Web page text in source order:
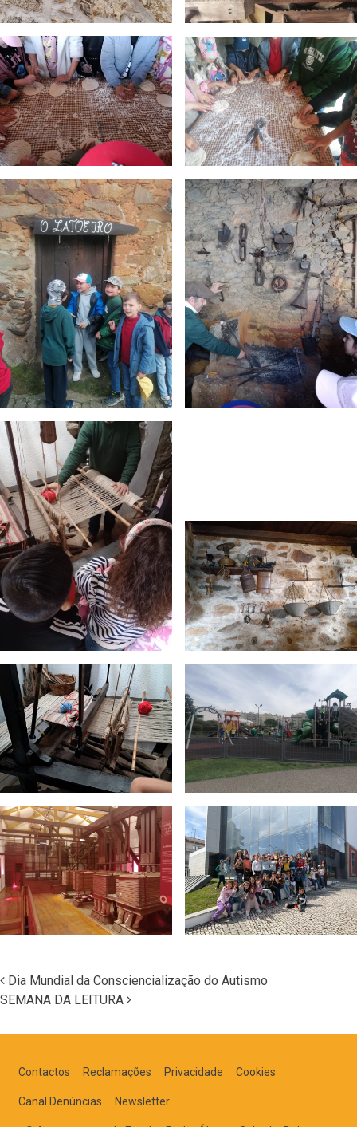
Navegação nos Posts
Dia Mundial da Consciencialização do Autismo
SEMANA DA LEITURA
Contactos Reclamações Privacidade Cookies
Canal Denúncias Newsletter